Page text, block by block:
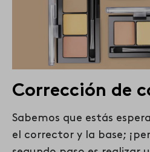
Corrección de
Sabemos que estás
el corrector y la base;